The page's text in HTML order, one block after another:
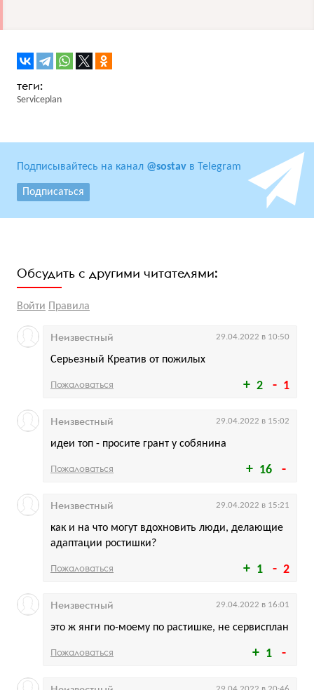
Serviceplan
Подписывайтесь на канал @sostav в Telegram
Подписаться
Обсудить с другими читателями:
Войти Правила
2 1
Серьезный Креатив от пожилых
Неизвестный 29.04.2022 в 10:50
Пожаловаться
16
идеи топ - просите грант у собянина
Неизвестный 29.04.2022 в 15:02
Пожаловаться
1 2
как и на что могут вдохновить люди, делающие
адаптации ростишки?
Неизвестный 29.04.2022 в 15:21
Пожаловаться
1
это ж янги по-моему по растишке, не сервисплан
Неизвестный 29.04.2022 в 16:01
Пожаловаться